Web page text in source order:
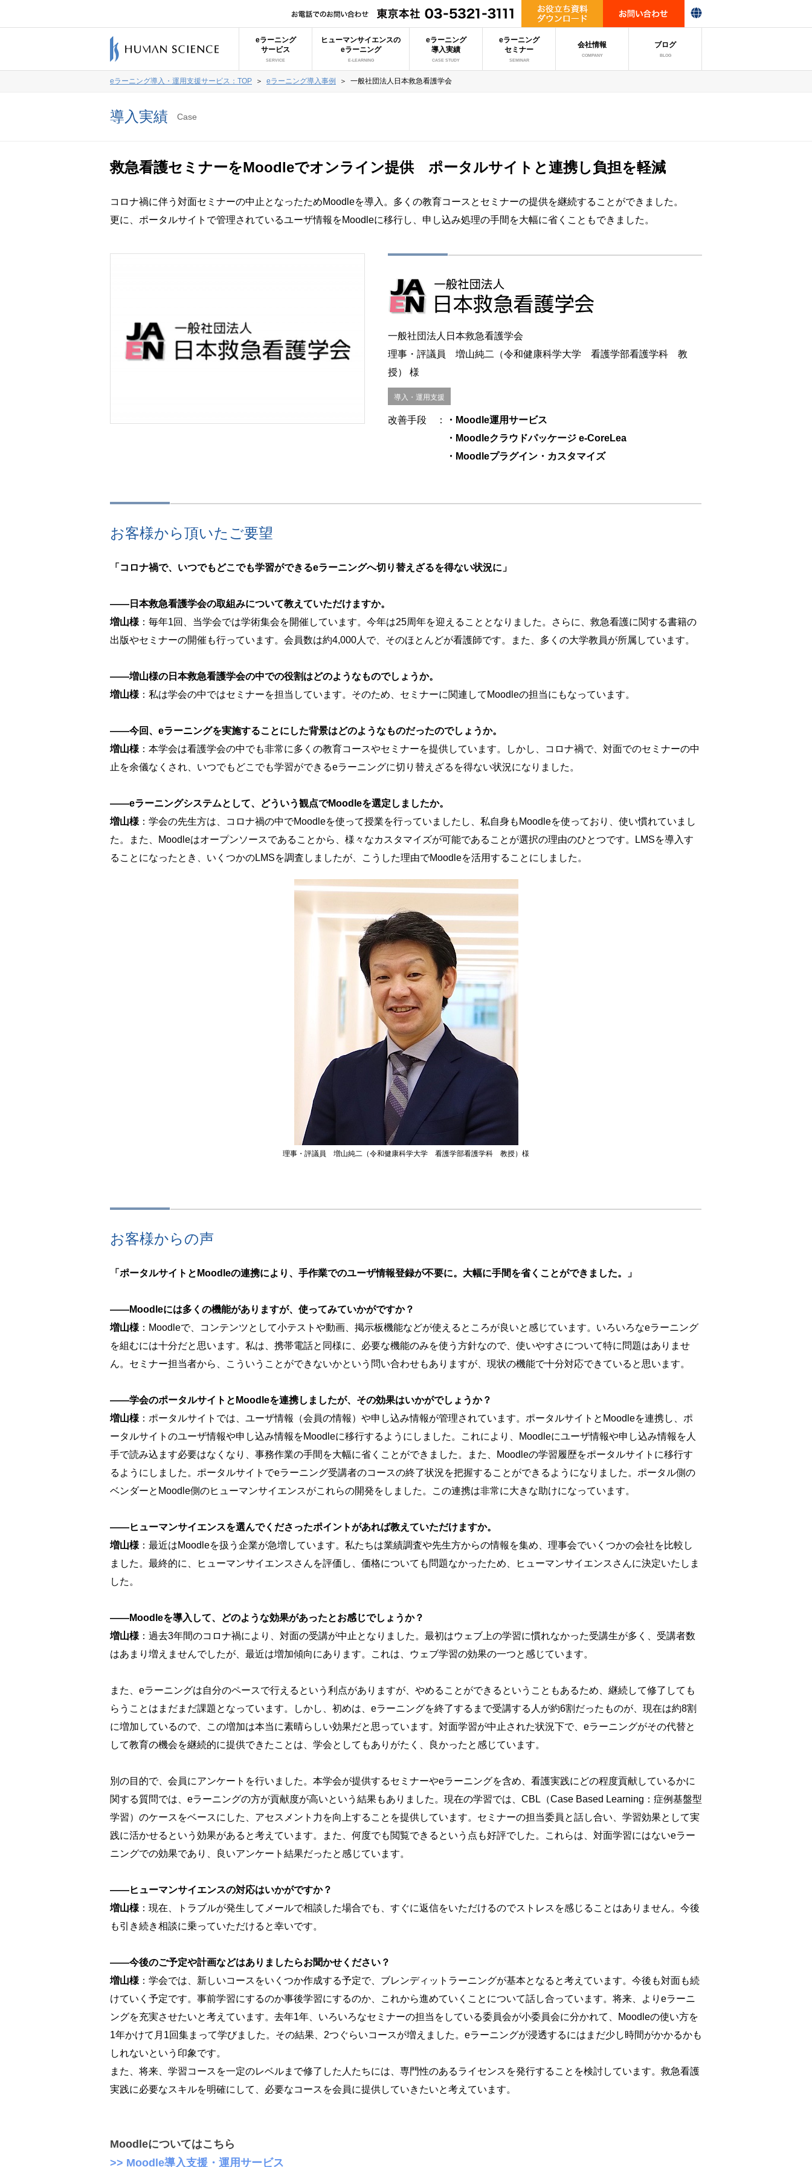
eラーニング
サービス
SERVICE
ヒューマンサイエンスの
eラーニング
E-LEARNING
eラーニング
導入実績
CASE STUDY
eラーニング
セミナー
SEMINAR
会社情報
COMPANY
ブログ
BLOG
eラーニング導入・運用支援サービス：TOP ＞ eラーニング導入事例 ＞ 一般社団法人日本救急看護学会
導入実績 Case
救急看護セミナーをMoodleでオンライン提供 ポータルサイトと連携し負担を軽減
コロナ禍に伴う対面セミナーの中止となったためMoodleを導入。多くの教育コースとセミナーの提供を継続することができました。
更に、ポータルサイトで管理されているユーザ情報をMoodleに移行し、申し込み処理の手間を大幅に省くこともできました。
一般社団法人日本救急看護学会
理事・評議員 増山純二（令和健康科学大学 看護学部看護学科 教
授） 様
導入・運用支援
改善手段 ：
・Moodle運用サービス
・Moodleクラウドパッケージ e-CoreLea
・Moodleプラグイン・カスタマイズ
お客様から頂いたご要望
「コロナ禍で、いつでもどこでも学習ができるeラーニングへ切り替えざるを得ない状況に」
――日本救急看護学会の取組みについて教えていただけますか。
増山様 ：毎年1回、当学会では学術集会を開催しています。今年は25周年を迎えることとなりました。さらに、救急看護に関する書籍の
出版やセミナーの開催も行っています。会員数は約4,000人で、そのほとんどが看護師です。また、多くの大学教員が所属しています。
――増山様の日本救急看護学会の中での役割はどのようなものでしょうか。
増山様 ：私は学会の中ではセミナーを担当しています。そのため、セミナーに関連してMoodleの担当にもなっています。
――今回、eラーニングを実施することにした背景はどのようなものだったのでしょうか。
増山様 ：本学会は看護学会の中でも非常に多くの教育コースやセミナーを提供しています。しかし、コロナ禍で、対面でのセミナーの中
止を余儀なくされ、いつでもどこでも学習ができるeラーニングに切り替えざるを得ない状況になりました。
――eラーニングシステムとして、どういう観点でMoodleを選定しましたか。
増山様 ：学会の先生方は、コロナ禍の中でMoodleを使って授業を行っていましたし、私自身もMoodleを使っており、使い慣れていまし
た。また、Moodleはオープンソースであることから、様々なカスタマイズが可能であることが選択の理由のひとつです。LMSを導入す
ることになったとき、いくつかのLMSを調査しましたが、こうした理由でMoodleを活用することにしました。
理事・評議員 増山純二（令和健康科学大学 看護学部看護学科 教授）様
お客様からの声
「ポータルサイトとMoodleの連携により、手作業でのユーザ情報登録が不要に。大幅に手間を省くことができました。」
――Moodleには多くの機能がありますが、使ってみていかがですか？
増山様 ：Moodleで、コンテンツとして小テストや動画、掲示板機能などが使えるところが良いと感じています。いろいろなeラーニング
を組むには十分だと思います。私は、携帯電話と同様に、必要な機能のみを使う方針なので、使いやすさについて特に問題はありませ
ん。セミナー担当者から、こういうことができないかという問い合わせもありますが、現状の機能で十分対応できていると思います。
――学会のポータルサイトとMoodleを連携しましたが、その効果はいかがでしょうか？
増山様 ：ポータルサイトでは、ユーザ情報（会員の情報）や申し込み情報が管理されています。ポータルサイトとMoodleを連携し、ポ
ータルサイトのユーザ情報や申し込み情報をMoodleに移行するようにしました。これにより、Moodleにユーザ情報や申し込み情報を人
手で読み込ます必要はなくなり、事務作業の手間を大幅に省くことができました。また、Moodleの学習履歴をポータルサイトに移行す
るようにしました。ポータルサイトでeラーニング受講者のコースの終了状況を把握することができるようになりました。ポータル側の
ベンダーとMoodle側のヒューマンサイエンスがこれらの開発をしました。この連携は非常に大きな助けになっています。
――ヒューマンサイエンスを選んでくださったポイントがあれば教えていただけますか。
増山様 ：最近はMoodleを扱う企業が急増しています。私たちは業績調査や先生方からの情報を集め、理事会でいくつかの会社を比較し
ました。最終的に、ヒューマンサイエンスさんを評価し、価格についても問題なかったため、ヒューマンサイエンスさんに決定いたしま
した。
――Moodleを導入して、どのような効果があったとお感じでしょうか？
増山様 ：過去3年間のコロナ禍により、対面の受講が中止となりました。最初はウェブ上の学習に慣れなかった受講生が多く、受講者数
はあまり増えませんでしたが、最近は増加傾向にあります。これは、ウェブ学習の効果の一つと感じています。
また、eラーニングは自分のペースで行えるという利点がありますが、やめることができるということもあるため、継続して修了しても
らうことはまだまだ課題となっています。しかし、初めは、eラーニングを終了するまで受講する人が約6割だったものが、現在は約8割
に増加しているので、この増加は本当に素晴らしい効果だと思っています。対面学習が中止された状況下で、eラーニングがその代替と
して教育の機会を継続的に提供できたことは、学会としてもありがたく、良かったと感じています。
別の目的で、会員にアンケートを行いました。本学会が提供するセミナーやeラーニングを含め、看護実践にどの程度貢献しているかに
関する質問では、eラーニングの方が貢献度が高いという結果もありました。現在の学習では、CBL（Case Based Learning：症例基盤型
学習）のケースをベースにした、アセスメント力を向上することを提供しています。セミナーの担当委員と話し合い、学習効果として実
践に活かせるという効果があると考えています。また、何度でも閲覧できるという点も好評でした。これらは、対面学習にはないeラー
ニングでの効果であり、良いアンケート結果だったと感じています。
――ヒューマンサイエンスの対応はいかがですか？
増山様 ：現在、トラブルが発生してメールで相談した場合でも、すぐに返信をいただけるのでストレスを感じることはありません。今後
も引き続き相談に乗っていただけると幸いです。
――今後のご予定や計画などはありましたらお聞かせください？
増山様 ：学会では、新しいコースをいくつか作成する予定で、ブレンディットラーニングが基本となると考えています。今後も対面も続
けていく予定です。事前学習にするのか事後学習にするのか、これから進めていくことについて話し合っています。将来、よりeラーニ
ングを充実させたいと考えています。去年1年、いろいろなセミナーの担当をしている委員会が小委員会に分かれて、Moodleの使い方を
1年かけて月1回集まって学びました。その結果、2つぐらいコースが増えました。eラーニングが浸透するにはまだ少し時間がかかるかも
しれないという印象です。
また、将来、学習コースを一定のレベルまで修了した人たちには、専門性のあるライセンスを発行することを検討しています。救急看護
実践に必要なスキルを明確にして、必要なコースを会員に提供していきたいと考えています。
Moodleについてはこちら
>> Moodle導入支援・運用サービス